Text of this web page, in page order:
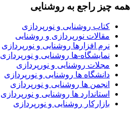
همه چیز راجع به روشنایی
کتاب روشنایی و نورپردازی
مقالات نورپردازی و روشنایی
نرم افزارها روشنایی و نورپردازی
نمایشگاه-ها روشنایی و نورپردازی
مجلات روشنایی و نورپردازی
دانشگاه ها روشنایی و نورپردازی
انجمن ها روشنایی و نورپردازی
استاندارد ها روشنایی و نورپردازی
بازارکار روشنایی و نورپردازی